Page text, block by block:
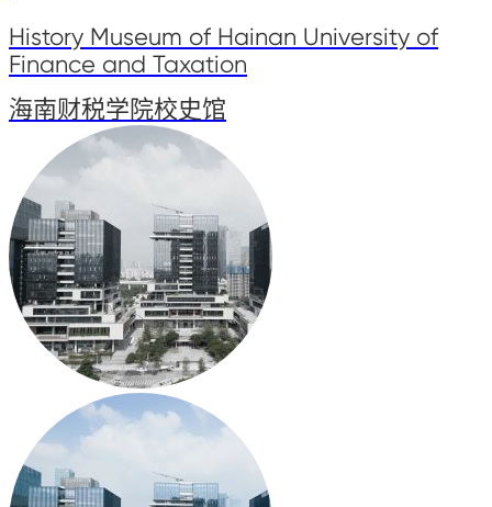
History Museum of Hainan University of
Finance and Taxation
海南财税学院校史馆